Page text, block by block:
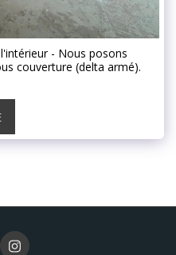
- Nous posons
couverture (delta armé).